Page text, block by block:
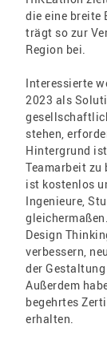
die eine breite
trägt so zur
Region bei.
Interessierte
2023 als
stehen,
Hintergrund
Teamarbeit zu
ist kostenlos
Ingenieure,
Design
verbessern,
der
Außerdem
begehrtes
erhalten.